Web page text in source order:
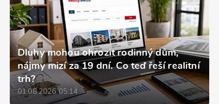
Dluhy mohou ohrozit rodinný dům,
nájmy mizí za 19 dní. Co teď řeší realitní
trh?
01.08.2026 05:14